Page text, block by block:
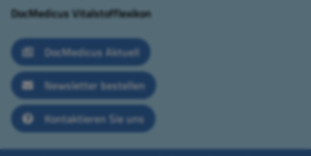
DocMedicus Vitalstofflexikon
DocMedicus Aktuell
Newsletter bestellen
Kontaktieren Sie uns